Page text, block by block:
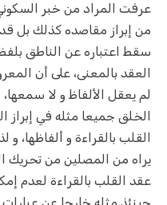
عرفت المراد من خبر
من إبراز مقاصده كذلك بل
سقط اعتباره عن الناطق
العقد بالمعنى، على أن
لم يعقل الألفاظ و لا
الخلق جميعا مثله في إبراز
القلب بالقراءة و ألفاظها،
يراه من المصلين من تحريك
عقد القلب بالقراءة لعدم